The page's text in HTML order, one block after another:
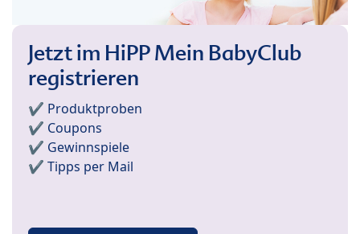
Jetzt im HiPP Mein BabyClub
registrieren
✔️ Produktproben
✔️ Coupons
✔️ Gewinnspiele
✔️ Tipps per Mail